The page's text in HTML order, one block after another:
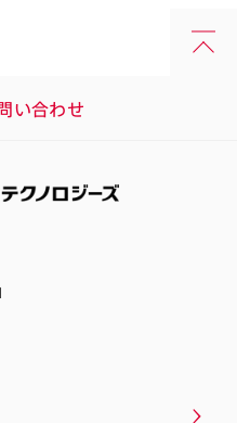
い合わせ